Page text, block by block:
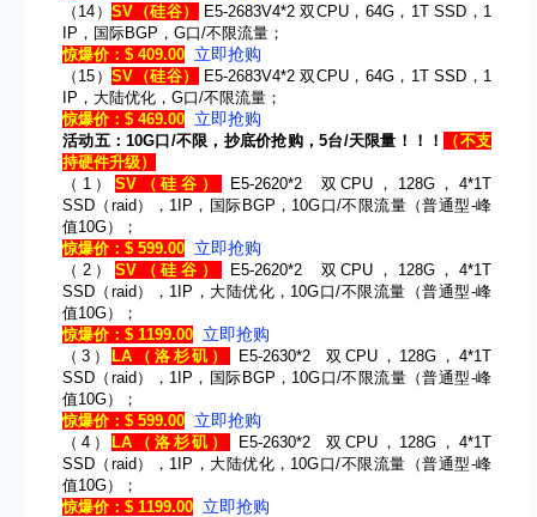
（14）SV （硅谷）
E5-2683V4*2 双CPU，64G，1T SSD，1
IP，国际BGP，G口/不限流量；
惊爆价：$ 409.00 立即抢购
（15）SV （硅谷）
E5-2683V4*2 双CPU，64G，1T SSD，1
IP，大陆优化，G口/不限流量；
惊爆价：$ 469.00 立即抢购
活动五：10G口/不限，抄底价抢购，5台/天限量！！！
（不支
持硬件升级）
（1）SV （硅谷）
E5-2620*2 双CPU，128G，4*1T
SSD（raid），1IP，国际BGP，10G口/不限流量（普通型-峰
值10G）；
惊爆价：$ 599.00 立即抢购
（2）SV （硅谷）
E5-2620*2 双CPU，128G，4*1T
SSD（raid），1IP，大陆优化，10G口/不限流量（普通型-峰
值10G）；
惊爆价：$ 1199.00 立即抢购
（3） LA （洛杉矶）
E5-2630*2 双CPU，128G，4*1T
SSD（raid），1IP，国际BGP，10G口/不限流量（普通型-峰
值10G）；
惊爆价：$ 599.00 立即抢购
（4） LA （洛杉矶）
E5-2630*2 双CPU，128G，4*1T
SSD（raid），1IP，大陆优化，10G口/不限流量（普通型-峰
值10G）；
惊爆价：$ 1199.00 立即抢购